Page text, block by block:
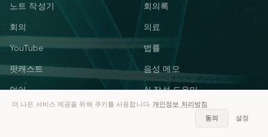
노트 작성기
회의
YouTube
팟캐스트
언어
회의록
의료
법률
음성 메모
AI 작성 도우미
요약기
더 나은 서비스 제공을 위해 쿠키를 사용합니다.개인정보 처리방침
동의
설정